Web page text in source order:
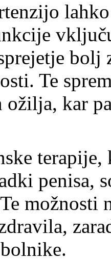
bolj
Te
ožilja, kar
terapije,
penisa,